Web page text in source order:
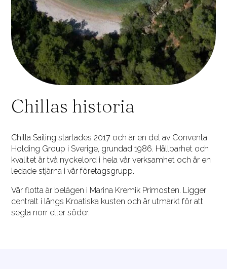
Chillas historia
Chilla Sailing startades 2017 och är en del av Conventa
Holding Group i Sverige, grundad 1986. Hållbarhet och
kvalitet är två nyckelord i hela vår verksamhet och är en
ledade stjärna i vår företagsgrupp.
Vår flotta är belägen i Marina Kremik Primosten. Ligger
centralt i längs Kroatiska kusten och är utmärkt för att
segla norr eller söder.